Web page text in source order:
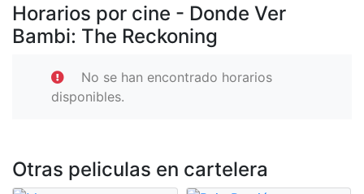
Horarios por cine - Donde Ver
Bambi: The Reckoning
No se han encontrado horarios
disponibles.
Otras peliculas en cartelera